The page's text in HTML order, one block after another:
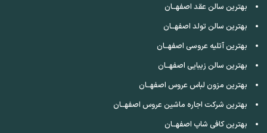
بهترین سالن عقد اصفهــان
بهترین سالن تولد اصفهــان
بهترین آتلیه عروسی اصفهــان
بهترین سالن زیبایی اصفهــان
بهترین مزون لباس عروس اصفهــان
بهترین شرکت اجاره ماشین عروس اصفهــان
بهترین کافی شاپ اصفهــان